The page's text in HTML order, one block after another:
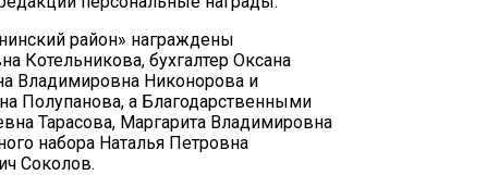
район» награждены
Котельникова, бухгалтер Оксана
Владимировна Никонорова и
Полупанова, а Благодарственными
Тарасова, Маргарита Владимировна
набора Наталья Петровна
Соколов.